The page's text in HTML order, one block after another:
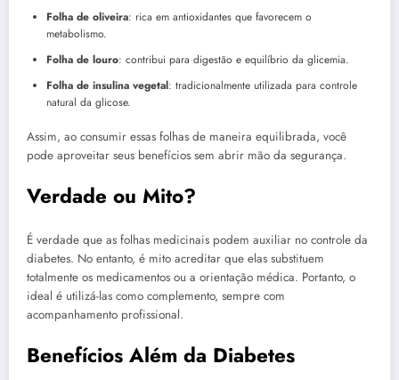
Folha de oliveira: rica em antioxidantes que favorecem o
metabolismo.
Folha de louro: contribui para digestão e equilíbrio da glicemia.
Folha de insulina vegetal: tradicionalmente utilizada para controle
natural da glicose.
Assim, ao consumir essas folhas de maneira equilibrada, você
pode aproveitar seus benefícios sem abrir mão da segurança.
Verdade ou Mito?
É verdade que as folhas medicinais podem auxiliar no controle da
diabetes. No entanto, é mito acreditar que elas substituem
totalmente os medicamentos ou a orientação médica. Portanto, o
ideal é utilizá-las como complemento, sempre com
acompanhamento profissional.
Benefícios Além da Diabetes